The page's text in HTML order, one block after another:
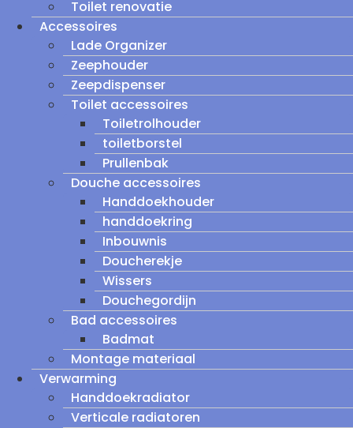
Toilet renovatie
Accessoires
Lade Organizer
Zeephouder
Zeepdispenser
Toilet accessoires
Toiletrolhouder
toiletborstel
Prullenbak
Douche accessoires
Handdoekhouder
handdoekring
Inbouwnis
Doucherekje
Wissers
Douchegordijn
Bad accessoires
Badmat
Montage materiaal
Verwarming
Handdoekradiator
Verticale radiatoren